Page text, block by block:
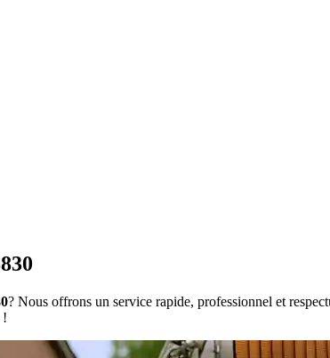
? Nous offrons un service rapide, professionnel et
!